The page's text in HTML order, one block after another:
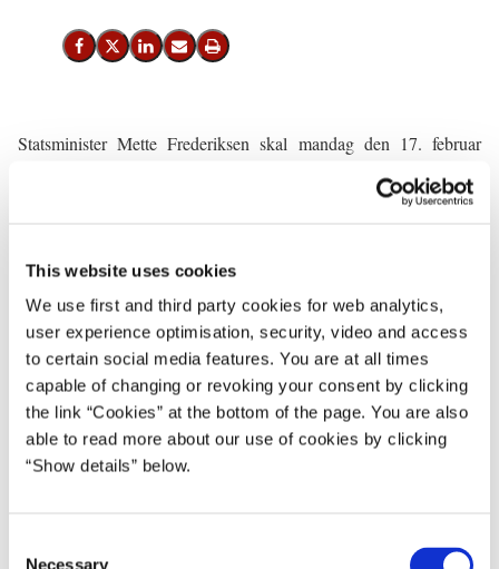
This website uses cookies
We use first and third party cookies for web analytics,
user experience optimisation, security, video and access
to certain social media features. You are at all times
capable of changing or revoking your consent by clicking
the link “Cookies” at the bottom of the page. You are also
able to read more about our use of cookies by clicking
“Show details” below.
Necessary
Del på Facebook
Del på X (Twitter)
Del på LinkedIn
Send email
Print
Statsminister Mette Frederiksen skal mandag den 17. februar
mindre kreds af stats- og regeringschefer. Foruden statsministeren
præsidenten for Det Europæiske Råd, EU-
kommissionsformanden og NATO’s generalsekretær.
“Vi skal øge den militære støtte til Ukraine, vi skal producere
mere, og vi skal gøre det hurtigere. Og så skal vi fjerne
begrænsningerne på ukrainernes brug af våben, så de reelt kan
forsvare sig mod russerne uden at have den ene arm vredet om på
ryggen. En våbenhvile må ikke føre til russisk genoprustning, der